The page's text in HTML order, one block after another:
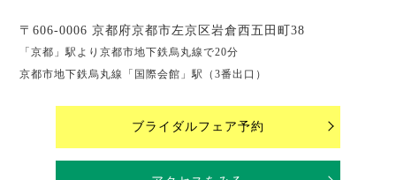
〒606-0006 京都府京都市左京区岩倉西五田町38
「京都」駅より京都市地下鉄烏丸線で20分
京都市地下鉄烏丸線「国際会館」駅（3番出口）
ブライダルフェア予約